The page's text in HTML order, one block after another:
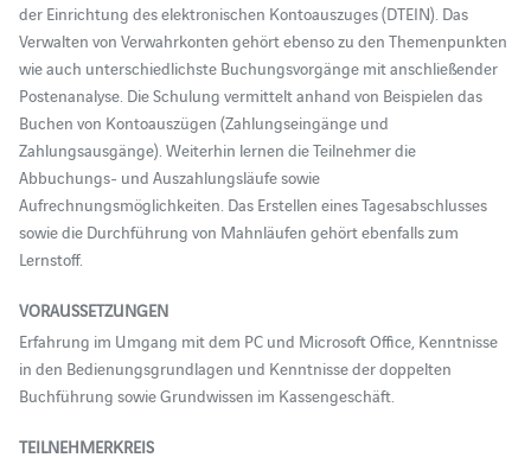
der Einrichtung des elektronischen Kontoauszuges (DTEIN). Das
Verwalten von Verwahrkonten gehört ebenso zu den Themenpunkten
wie auch unterschiedlichste Buchungsvorgänge mit anschließender
Postenanalyse. Die Schulung vermittelt anhand von Beispielen das
Buchen von Kontoauszügen (Zahlungseingänge und
Zahlungsausgänge). Weiterhin lernen die Teilnehmer die
Abbuchungs- und Auszahlungsläufe sowie
Aufrechnungsmöglichkeiten. Das Erstellen eines Tagesabschlusses
sowie die Durchführung von Mahnläufen gehört ebenfalls zum
Lernstoff.
VORAUSSETZUNGEN
Erfahrung im Umgang mit dem PC und Microsoft Office, Kenntnisse
in den Bedienungsgrundlagen und Kenntnisse der doppelten
Buchführung sowie Grundwissen im Kassengeschäft.
TEILNEHMERKREIS